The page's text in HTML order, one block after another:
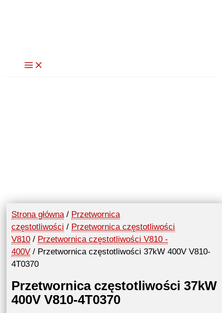
Strona główna/ Przetwornica
częstotliwości / Przetwornica częstotliwości
V810 / Przetwornica częstotliwości V810 -
400V / Przetwornica częstotliwości 37kW 400V V810-
4T0370
Przetwornica częstotliwości 37kW
400V V810-4T0370